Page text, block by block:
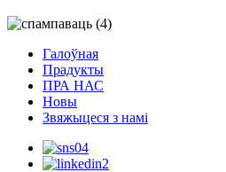
Галоўная
Прадукты
ПРА НАС
Новы
Звяжыцеся з намі